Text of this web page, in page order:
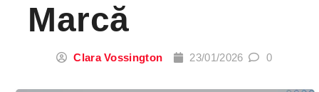
Marcă
Clara Vossington 23/01/2026 0